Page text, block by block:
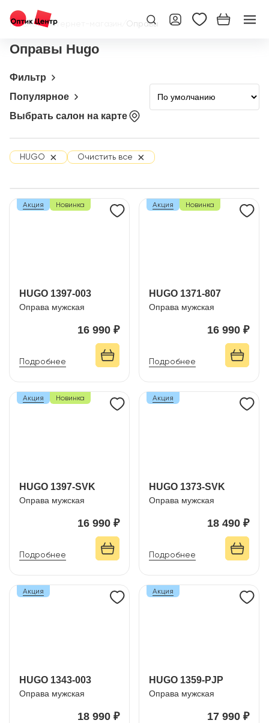
Главная/Интернет-магазин Оправы
Оправы Hugo
Фильтр
Популярное
Выбрать салон на карте
HUGO × Очистить все ×
HUGO 1397-003
Оправа мужская
16 990 ₽
Подробнее
Акция Новинка
HUGO 1371-807
Оправа мужская
16 990 ₽
Подробнее
Акция Новинка
HUGO 1397-SVK
Оправа мужская
16 990 ₽
Подробнее
Акция Новинка
HUGO 1373-SVK
Оправа мужская
18 490 ₽
Подробнее
Акция
HUGO 1343-003
Оправа мужская
18 990 ₽
Акция
HUGO 1359-PJP
Оправа мужская
17 990 ₽
Акция